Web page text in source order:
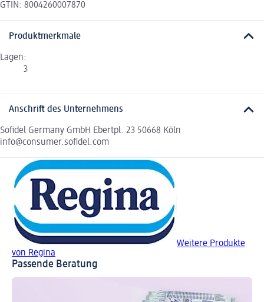
GTIN: 8004260007870
Produktmerkmale
Lagen:
3
Anschrift des Unternehmens
Sofidel Germany GmbH Ebertpl. 23 50668 Köln
info@consumer.sofidel.com
Weitere Produkte
von Regina
Passende Beratung